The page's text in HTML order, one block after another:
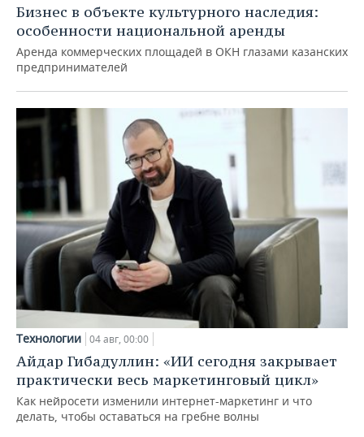
Бизнес в объекте культурного наследия:
особенности национальной аренды
Аренда коммерческих площадей в ОКН глазами казанских
предпринимателей
Технологии 04 авг, 00:00
Айдар Гибадуллин: «ИИ сегодня закрывает
практически весь маркетинговый цикл»
Как нейросети изменили интернет-маркетинг и что
делать, чтобы оставаться на гребне волны